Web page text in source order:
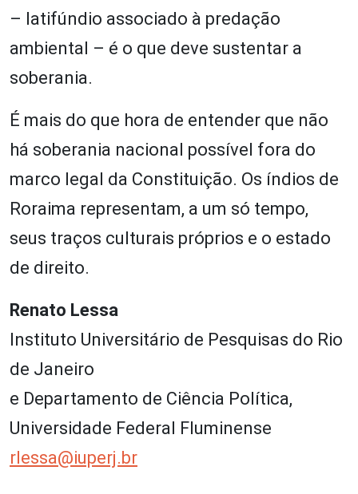
– latifúndio associado à predação
ambiental – é o que deve sustentar a
soberania.
É mais do que hora de entender que não
há soberania nacional possível fora do
marco legal da Constituição. Os índios de
Roraima representam, a um só tempo,
seus traços culturais próprios e o estado
de direito.
Renato Lessa
Instituto Universitário de Pesquisas do Rio
de Janeiro
e Departamento de Ciência Política,
Universidade Federal Fluminense
rlessa@iuperj.br